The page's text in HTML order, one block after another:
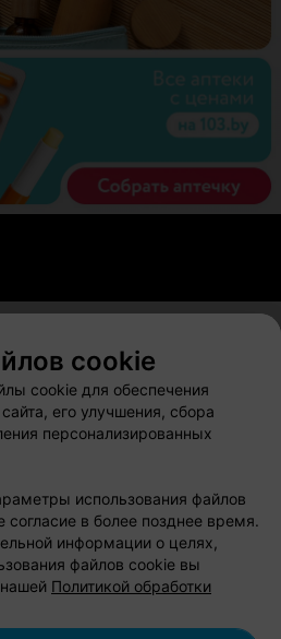
договор
Способы оплаты
по использованию сервиса
в поддержку
сотрудничества
relax.by
cookie
cookie для обеспечения
его улучшения, сбора
персонализированных
использования файлов
согласие в более позднее время.
информации о целях,
файлов cookie вы
Политикой обработки